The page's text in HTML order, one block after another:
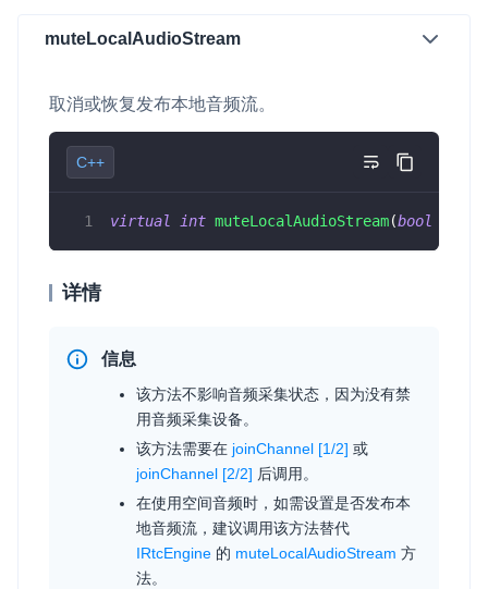
muteLocalAudioStream
取消或恢复发布本地音频流。
C++
virtual int muteLocalAudioStream(bool
详情
信息
该方法不影响音频采集状态，因为没有禁
用音频采集设备。
该方法需要在 joinChannel [1/2] 或
joinChannel [2/2] 后调用。
在使用空间音频时，如需设置是否发布本
地音频流，建议调用该方法替代
IRtcEngine 的 muteLocalAudioStream 方
法。